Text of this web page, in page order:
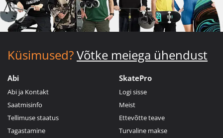
Küsimused?Võtke meiega ühendust
Abi
Abi ja Kontakt
Saatmisinfo
Tellimuse staatus
Tagastamine
SkatePro
Logi sisse
Meist
Ettevõtte teave
Turvaline makse